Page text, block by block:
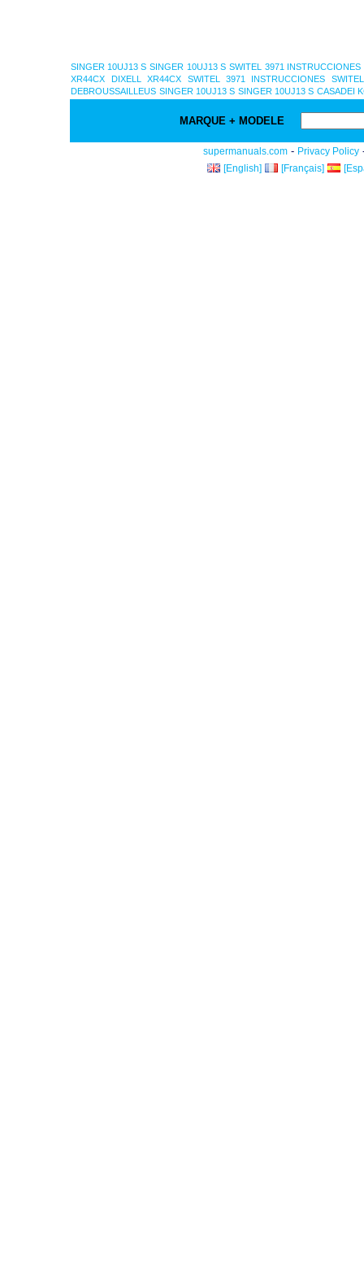
SINGER 10UJ13 S SINGER 10UJ13 S SWITEL 3971 INSTRUCCIONES
XR44CX
DIXELL XR44CX SWITEL 3971 INSTRUCCIONES
DEBROUSSAILLEUS SINGER 10UJ13 S SINGER 10UJ13 S CASADEI
MARQUE + MODELE
supermanuals.com - Privacy Policy
[English] [Français]